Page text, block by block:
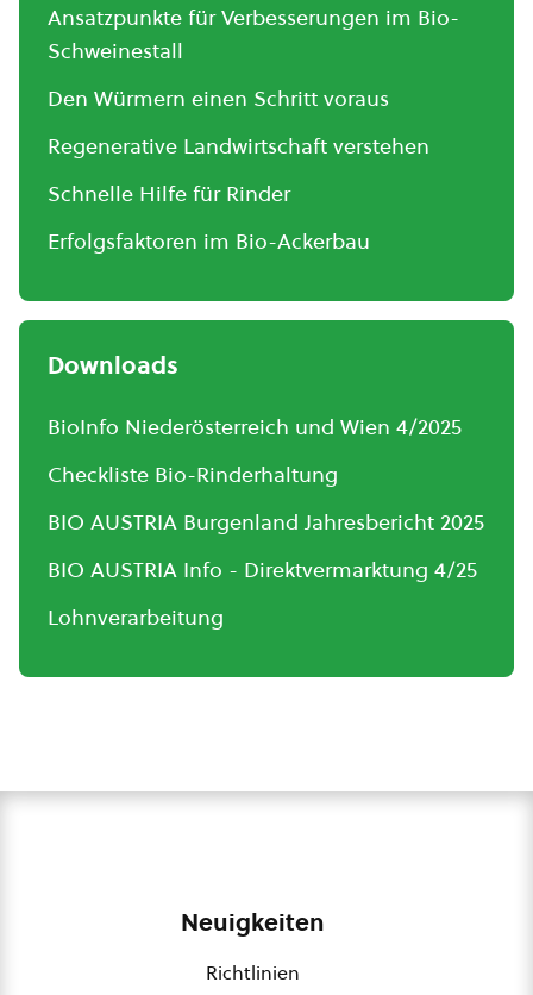
Ansatzpunkte für Verbesserungen im Bio-
Schweinestall
Den Würmern einen Schritt voraus
Regenerative Landwirtschaft verstehen
Schnelle Hilfe für Rinder
Erfolgsfaktoren im Bio-Ackerbau
Downloads
BioInfo Niederösterreich und Wien 4/2025
Checkliste Bio-Rinderhaltung
BIO AUSTRIA Burgenland Jahresbericht 2025
BIO AUSTRIA Info - Direktvermarktung 4/25
Lohnverarbeitung
Neuigkeiten
Richtlinien